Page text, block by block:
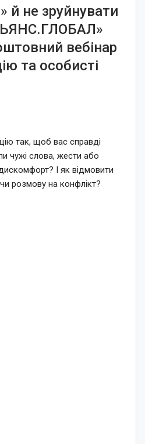
й не зруйнувати
вебінар
та особисті
так, щоб вас справді
чужі слова, жести або
І як відмовити
розмову на конфлікт?